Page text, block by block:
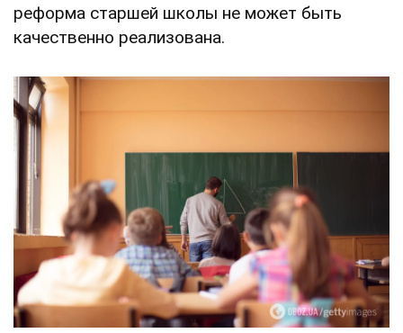
реформа старшей школы не может быть
качественно реализована.